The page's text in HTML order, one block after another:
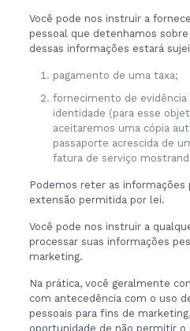
Você pode nos instruir a
pessoal que detenhamos
dessas informações estará
pagamento de uma taxa;
fornecimento de evidência
identidade (para esse
aceitaremos uma cópia
passaporte acrescida de
fatura de serviço
Podemos reter as informações
extensão permitida por lei.
Você pode nos instruir a
processar suas informações
marketing.
Na prática, você geralmente
com antecedência com o uso
pessoais para fins de
oportunidade de não permitir o